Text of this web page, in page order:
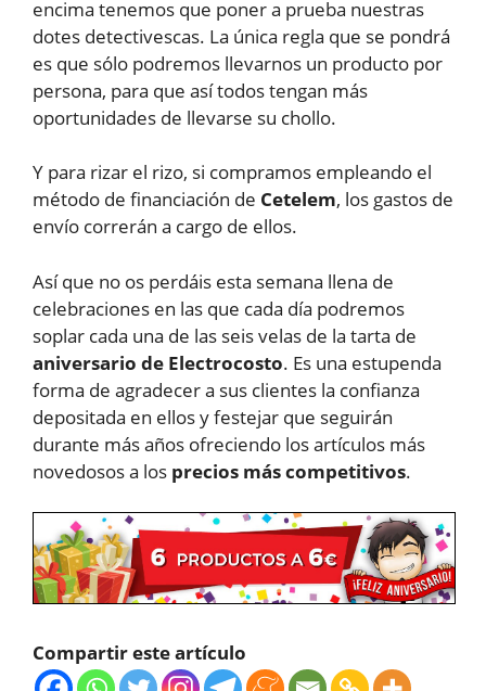
encima tenemos que poner a prueba nuestras
dotes detectivescas. La única regla que se pondrá
es que sólo podremos llevarnos un producto por
persona, para que así todos tengan más
oportunidades de llevarse su chollo.
Y para rizar el rizo, si compramos empleando el
método de financiación de Cetelem, los gastos de
envío correrán a cargo de ellos.
Así que no os perdáis esta semana llena de
celebraciones en las que cada día podremos
soplar cada una de las seis velas de la tarta de
aniversario de Electrocosto. Es una estupenda
forma de agradecer a sus clientes la confianza
depositada en ellos y festejar que seguirán
durante más años ofreciendo los artículos más
novedosos a los precios más competitivos.
Compartir este artículo